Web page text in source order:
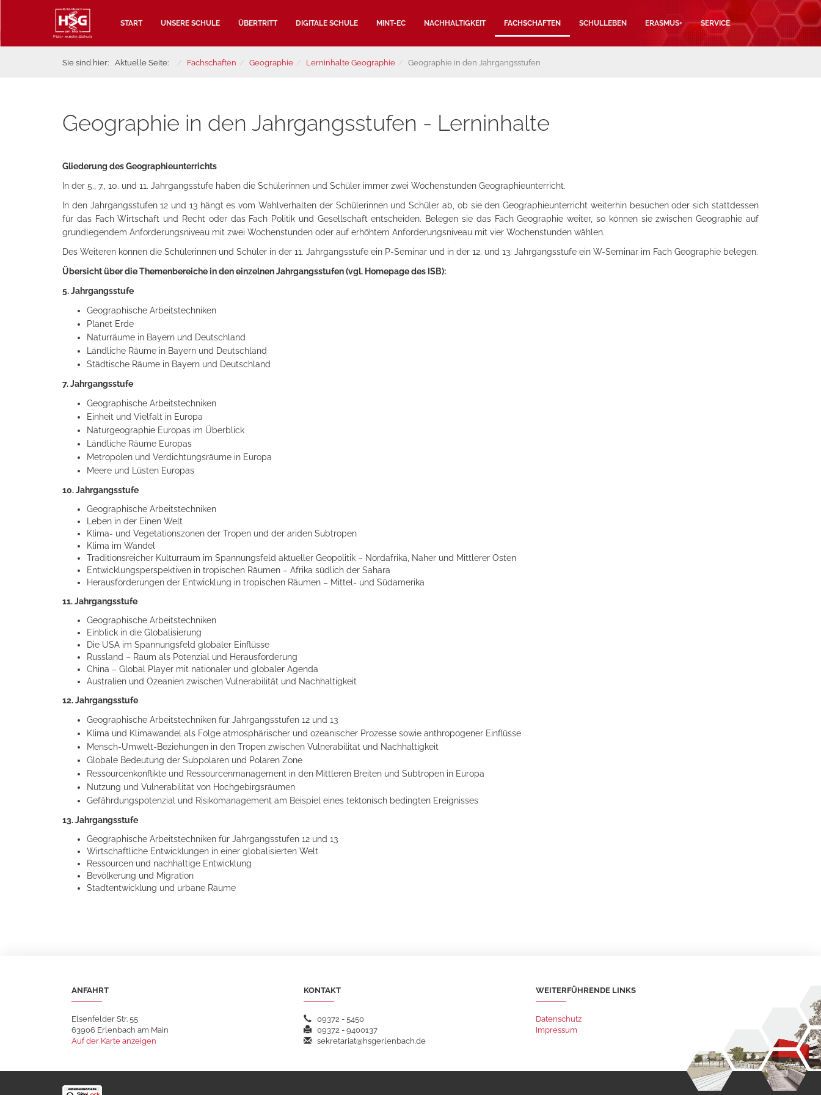
START UNSERE SCHULE ÜBERTRITT DIGITALE SCHULE MINT-EC NACHHALTIGKEIT FACHSCHAFTEN SCHULLEBEN ERASMUS+ SERVICE
Sie sind hier: Aktuelle Seite: Fachschaften Geographie Lerninhalte Geographie Geographie in den Jahrgangsstufen
Geographie in den Jahrgangsstufen - Lerninhalte
Gliederung des Geographieunterrichts
In der 5., 7., 10. und 11. Jahrgangsstufe haben die Schülerinnen und Schüler immer zwei Wochenstunden Geographieunterricht.
In den Jahrgangsstufen 12 und 13 hängt es vom Wahlverhalten der Schülerinnen und Schüler ab, ob sie den Geographieunterricht weiterhin besuchen oder sich stattdessen
für das Fach Wirtschaft und Recht oder das Fach Politik und Gesellschaft entscheiden. Belegen sie das Fach Geographie weiter, so können sie zwischen Geographie auf
grundlegendem Anforderungsniveau mit zwei Wochenstunden oder auf erhöhtem Anforderungsniveau mit vier Wochenstunden wählen.
Des Weiteren können die Schülerinnen und Schüler in der 11. Jahrgangsstufe ein P-Seminar und in der 12. und 13. Jahrgangsstufe ein W-Seminar im Fach Geographie belegen.
Übersicht über die Themenbereiche in den einzelnen Jahrgangsstufen (vgl. Homepage des ISB):
5. Jahrgangsstufe
Geographische Arbeitstechniken
Planet Erde
Naturräume in Bayern und Deutschland
Ländliche Räume in Bayern und Deutschland
Städtische Räume in Bayern und Deutschland
7. Jahrgangsstufe
Geographische Arbeitstechniken
Einheit und Vielfalt in Europa
Naturgeographie Europas im Überblick
Ländliche Räume Europas
Metropolen und Verdichtungsräume in Europa
Meere und Lüsten Europas
10. Jahrgangsstufe
Geographische Arbeitstechniken
Leben in der Einen Welt
Klima- und Vegetationszonen der Tropen und der ariden Subtropen
Klima im Wandel
Traditionsreicher Kulturraum im Spannungsfeld aktueller Geopolitik – Nordafrika, Naher und Mittlerer Osten
Entwicklungsperspektiven in tropischen Räumen – Afrika südlich der Sahara
Herausforderungen der Entwicklung in tropischen Räumen – Mittel- und Südamerika
11. Jahrgangsstufe
Geographische Arbeitstechniken
Einblick in die Globalisierung
Die USA im Spannungsfeld globaler Einflüsse
Russland – Raum als Potenzial und Herausforderung
China – Global Player mit nationaler und globaler Agenda
Australien und Ozeanien zwischen Vulnerabilität und Nachhaltigkeit
12. Jahrgangsstufe
Geographische Arbeitstechniken für Jahrgangsstufen 12 und 13
Klima und Klimawandel als Folge atmosphärischer und ozeanischer Prozesse sowie anthropogener Einflüsse
Mensch-Umwelt-Beziehungen in den Tropen zwischen Vulnerabilität und Nachhaltigkeit
Globale Bedeutung der Subpolaren und Polaren Zone
Ressourcenkonflikte und Ressourcenmanagement in den Mittleren Breiten und Subtropen in Europa
Nutzung und Vulnerabilität von Hochgebirgsräumen
Gefährdungspotenzial und Risikomanagement am Beispiel eines tektonisch bedingten Ereignisses
13. Jahrgangsstufe
Geographische Arbeitstechniken für Jahrgangsstufen 12 und 13
Wirtschaftliche Entwicklungen in einer globalisierten Welt
Ressourcen und nachhaltige Entwicklung
Bevölkerung und Migration
Stadtentwicklung und urbane Räume
ANFAHRT
Elsenfelder Str. 55
63906 Erlenbach am Main
Auf der Karte anzeigen
KONTAKT
09372 - 5450
09372 - 9400137
sekretariat@hsgerlenbach.de
WEITERFÜHRENDE LINKS
Datenschutz
Impressum